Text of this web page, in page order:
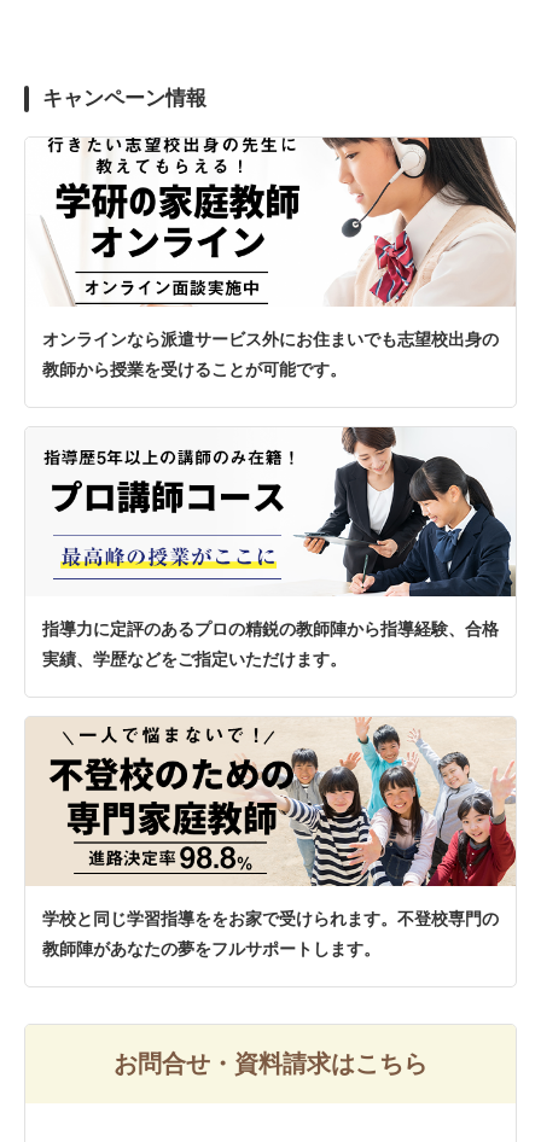
キャンペーン情報
オンラインなら派遣サービス外にお住まいでも志望校出身の
教師から授業を受けることが可能です。
指導力に定評のあるプロの精鋭の教師陣から指導経験、合格
実績、学歴などをご指定いただけます。
学校と同じ学習指導ををお家で受けられます。不登校専門の
教師陣があなたの夢をフルサポートします。
お問合せ・資料請求はこちら